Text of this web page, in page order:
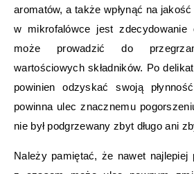
aromatów, a także wpłynąć na
w mikrofalówce jest zdecydowanie
może prowadzić do
wartościowych składników. Po
powinien odzyskać swoją
powinna ulec znacznemu
nie był podgrzewany zbyt długo ani
Należy pamiętać, że nawet najlepiej